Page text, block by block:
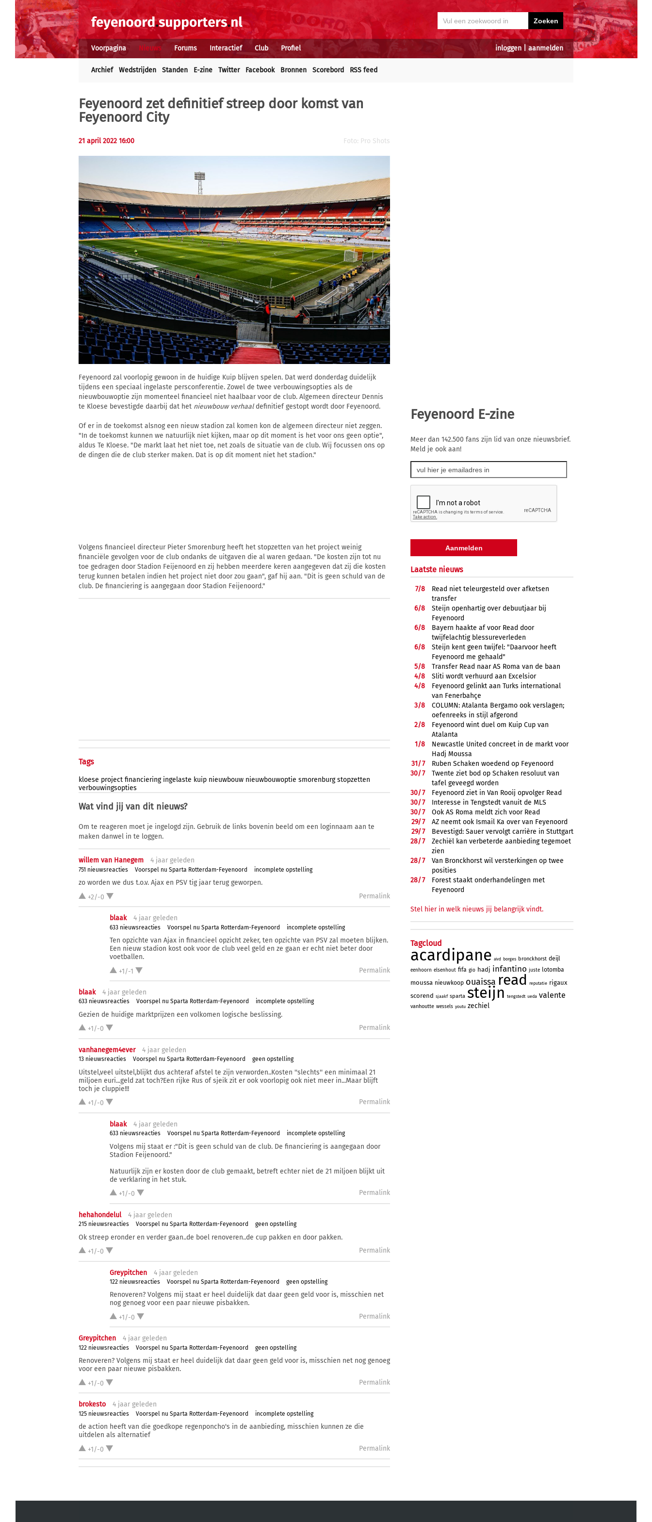
inloggen aanmelden
Voorpagina Nieuws Forums Interactief Club Profiel
Archief Wedstrijden Standen E-zine Twitter Facebook Bronnen Scorebord RSS feed
Feyenoord zet definitief streep door komst van
Feyenoord City
21 april 2022 16:00 Foto: Pro Shots
Feyenoord zal voorlopig gewoon in de huidige Kuip blijven spelen. Dat werd donderdag duidelijk
tijdens een speciaal ingelaste persconferentie. Zowel de twee verbouwingsopties als de
nieuwbouwoptie zijn momenteel financieel niet haalbaar voor de club. Algemeen directeur Dennis
te Kloese bevestigde daarbij dat het nieuwbouw verhaaldefinitief gestopt wordt door Feyenoord.
Of er in de toekomst alsnog een nieuw stadion zal komen kon de algemeen directeur niet zeggen.
"In de toekomst kunnen we natuurlijk niet kijken, maar op dit moment is het voor ons geen optie",
aldus Te Kloese. "De markt laat het niet toe, net zoals de situatie van de club. Wij focussen ons op
de dingen die de club sterker maken. Dat is op dit moment niet het stadion."
Volgens financieel directeur Pieter Smorenburg heeft het stopzetten van het project weinig
financiële gevolgen voor de club ondanks de uitgaven die al waren gedaan. "De kosten zijn tot nu
toe gedragen door Stadion Feijenoord en zij hebben meerdere keren aangegeven dat zij die kosten
terug kunnen betalen indien het project niet door zou gaan", gaf hij aan. "Dit is geen schuld van de
club. De financiering is aangegaan door Stadion Feijenoord."
Tags
kloese project financiering ingelaste kuip nieuwbouw nieuwbouwoptie smorenburg stopzetten
verbouwingsopties
Wat vind jij van dit nieuws?
Om te reageren moet je ingelogd zijn. Gebruik de links bovenin beeld om een loginnaam aan te
maken danwel in te loggen.
willem van Hanegem 4 jaar geleden
751 nieuwsreacties Voorspel nu Sparta Rotterdam-Feyenoord incomplete opstelling
zo worden we dus t.o.v. Ajax en PSV tig jaar terug geworpen.
+2/-0
Permalink
blaak 4 jaar geleden
633 nieuwsreacties Voorspel nu Sparta Rotterdam-Feyenoord incomplete opstelling
Ten opzichte van Ajax in financieel opzicht zeker, ten opzichte van PSV zal moeten blijken.
Een nieuw stadion kost ook voor de club veel geld en ze gaan er echt niet beter door
voetballen.
+1/-1
Permalink
blaak 4 jaar geleden
633 nieuwsreacties Voorspel nu Sparta Rotterdam-Feyenoord incomplete opstelling
Gezien de huidige marktprijzen een volkomen logische beslissing.
+1/-0
Permalink
vanhanegem4ever 4 jaar geleden
13 nieuwsreacties Voorspel nu Sparta Rotterdam-Feyenoord geen opstelling
Uitstel,veel uitstel,blijkt dus achteraf afstel te zijn verworden..Kosten ''slechts'' een minimaal 21
miljoen euri...geld zat toch?Een rijke Rus of sjeik zit er ook voorlopig ook niet meer in...Maar blijft
toch je cluppie!!!
+1/-0
Permalink
blaak 4 jaar geleden
633 nieuwsreacties Voorspel nu Sparta Rotterdam-Feyenoord incomplete opstelling
Volgens mij staat er :"Dit is geen schuld van de club. De financiering is aangegaan door
Stadion Feijenoord."
Natuurlijk zijn er kosten door de club gemaakt, betreft echter niet de 21 miljoen blijkt uit
de verklaring in het stuk.
+1/-0
Permalink
hehahondelul 4 jaar geleden
215 nieuwsreacties Voorspel nu Sparta Rotterdam-Feyenoord geen opstelling
Ok streep eronder en verder gaan..de boel renoveren..de cup pakken en door pakken.
+1/-0
Permalink
Greypitchen 4 jaar geleden
122 nieuwsreacties Voorspel nu Sparta Rotterdam-Feyenoord geen opstelling
Renoveren? Volgens mij staat er heel duidelijk dat daar geen geld voor is, misschien net
nog genoeg voor een paar nieuwe pisbakken.
+1/-0
Permalink
Greypitchen 4 jaar geleden
122 nieuwsreacties Voorspel nu Sparta Rotterdam-Feyenoord geen opstelling
Renoveren? Volgens mij staat er heel duidelijk dat daar geen geld voor is, misschien net nog genoeg
voor een paar nieuwe pisbakken.
+1/-0
Permalink
brokesto 4 jaar geleden
125 nieuwsreacties Voorspel nu Sparta Rotterdam-Feyenoord incomplete opstelling
de action heeft van die goedkope regenponcho's in de aanbieding, misschien kunnen ze die
uitdelen als alternatief
+1/-0
Permalink
Feyenoord E-zine
Meer dan 142.500 fans zijn lid van onze nieuwsbrief.
Meld je ook aan!
Laatste nieuws
7/8
Read niet teleurgesteld over afketsen
transfer
6/8
Steijn openhartig over debuutjaar bij
Feyenoord
6/8
Bayern haakte af voor Read door
twijfelachtig blessureverleden
6/8
Steijn kent geen twijfel: "Daarvoor heeft
Feyenoord me gehaald"
5/8
Transfer Read naar AS Roma van de baan
4/8
Sliti wordt verhuurd aan Excelsior
4/8
Feyenoord gelinkt aan Turks international
van Fenerbahçe
3/8
COLUMN: Atalanta Bergamo ook verslagen;
oefenreeks in stijl afgerond
2/8
Feyenoord wint duel om Kuip Cup van
Atalanta
1/8
Newcastle United concreet in de markt voor
Hadj Moussa
31/7
Ruben Schaken woedend op Feyenoord
30/7
Twente ziet bod op Schaken resoluut van
tafel geveegd worden
30/7
Feyenoord ziet in Van Rooij opvolger Read
30/7
Interesse in Tengstedt vanuit de MLS
30/7
Ook AS Roma meldt zich voor Read
29/7
AZ neemt ook Ismail Ka over van Feyenoord
29/7
Bevestigd: Sauer vervolgt carrière in Stuttgart
28/7
Zechiël kan verbeterde aanbieding tegemoet
zien
28/7
Van Bronckhorst wil versterkingen op twee
posities
28/7
Forest staakt onderhandelingen met
Feyenoord
Stel hier in welk nieuws jij belangrijk vindt.
Tagcloud
acardipane aivd borges bronckhorst deijl
eenhoorn elsenhout fifa gio hadj infantino juste lotomba
moussa nieuwkoop ouaissa read reputatie rigaux
scorend sjaakf sparta steijn tengstedt ueda valente
vanhoutte wessels youtu zechiel